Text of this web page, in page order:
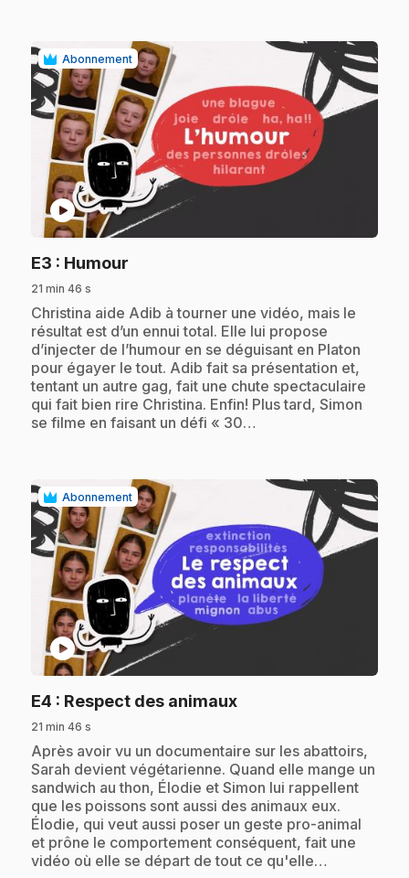
Abonnement
play_circle
E3 : Humour
21 min 46 s
.Christina aide Adib à tourner une vidéo, mais le
résultat est d’un ennui total. Elle lui propose
d’injecter de l’humour en se déguisant en Platon
pour égayer le tout. Adib fait sa présentation et,
tentant un autre gag, fait une chute spectaculaire
qui fait bien rire Christina. Enfin! Plus tard, Simon
se filme en faisant un défi « 30…
Abonnement
play_circle
E4 : Respect des animaux.
21 min 46 s
.Après avoir vu un documentaire sur les abattoirs,
Sarah devient végétarienne. Quand elle mange un
sandwich au thon, Élodie et Simon lui rappellent
que les poissons sont aussi des animaux eux.
Élodie, qui veut aussi poser un geste pro-animal
et prône le comportement conséquent, fait une
vidéo où elle se départ de tout ce qu'elle…